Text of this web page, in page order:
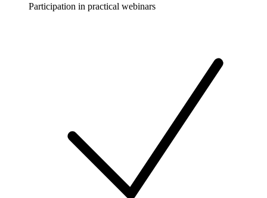
Participation in practical webinars